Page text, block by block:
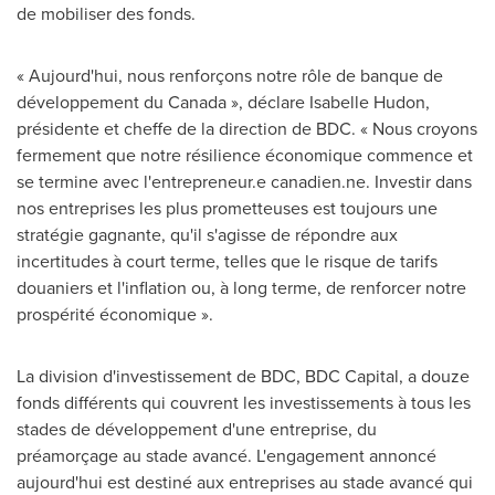
de mobiliser des fonds.
« Aujourd'hui, nous renforçons notre rôle de banque de
développement du Canada», déclare Isabelle Hudon,
présidente et cheffe de la direction de BDC. « Nous croyons
fermement que notre résilience économique commence et
se termine avec l'entrepreneur.e canadien.ne. Investir dans
nos entreprises les plus prometteuses est toujours une
stratégie gagnante, qu'il s'agisse de répondre aux
incertitudes à court terme, telles que le risque de tarifs
douaniers et l'inflation ou, à long terme, de renforcer notre
prospérité économique ».
La division d'investissement de BDC, BDC Capital, a douze
fonds différents qui couvrent les investissements à tous les
stades de développement d'une entreprise, du
préamorçage au stade avancé. L'engagement annoncé
aujourd'hui est destiné aux entreprises au stade avancé qui